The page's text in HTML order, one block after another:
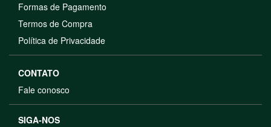
Formas de Pagamento
Termos de Compra
Política de Privacidade
CONTATO
Fale conosco
SIGA-NOS